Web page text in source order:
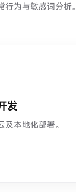
为与敏感词分析。
发
本地化部署。